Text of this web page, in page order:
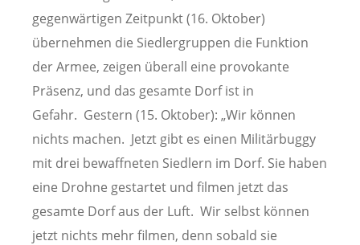
gegenwärtigen Zeitpunkt (16. Oktober)
übernehmen die Siedlergruppen die Funktion
der Armee, zeigen überall eine provokante
Präsenz, und das gesamte Dorf ist in
Gefahr. Gestern (15. Oktober): „Wir können
nichts machen. Jetzt gibt es einen Militärbuggy
mit drei bewaffneten Siedlern im Dorf. Sie haben
eine Drohne gestartet und filmen jetzt das
gesamte Dorf aus der Luft. Wir selbst können
jetzt nichts mehr filmen, denn sobald sie